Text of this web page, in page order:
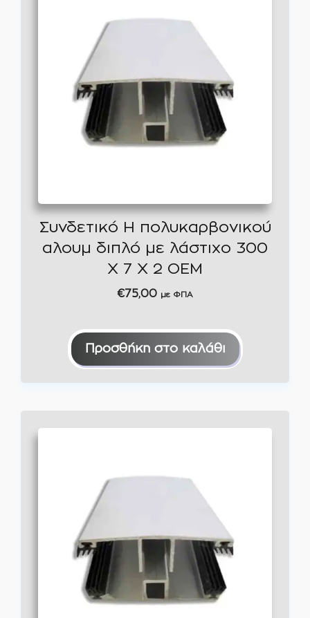
Συνδετικό Η πολυκαρβονικού
αλουμ διπλό με λάστιχο 300
Χ 7 Χ 2 ΟΕΜ
€75,00 με ΦΠΑ
Προσθήκη στο καλάθι